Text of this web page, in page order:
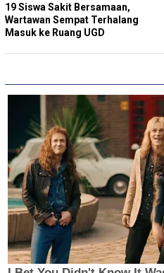
19 Siswa Sakit Bersamaan,
Wartawan Sempat Terhalang
Masuk ke Ruang UGD